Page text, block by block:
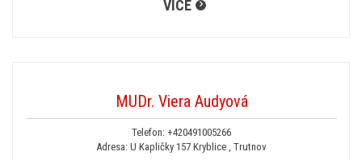
VÍCE
MUDr. Viera Audyová
Telefon: +420491005266
Adresa: U Kapličky 157 Kryblice , Trutnov